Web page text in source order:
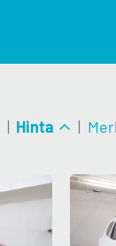
| Hinta |